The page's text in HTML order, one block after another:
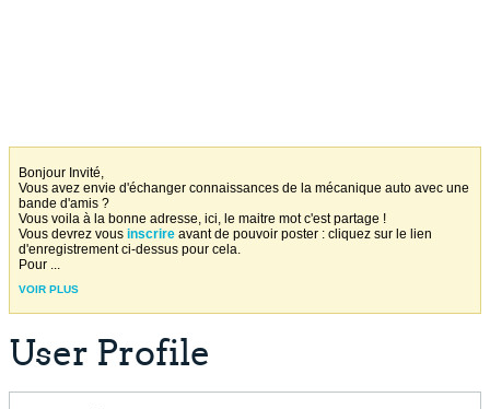
Bonjour Invité,
Vous avez envie d'échanger connaissances de la mécanique auto avec une
bande d'amis ?
Vous voila à la bonne adresse, ici, le maitre mot c'est partage !
Vous devrez vous inscrire avant de pouvoir poster : cliquez sur le lien
d'enregistrement ci-dessus pour cela.
Pour ...
VOIR PLUS
User Profile